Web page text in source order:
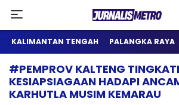
Jurnalis Metro
Satu Wadah Informasi
KALIMANTAN TENGAH PALANGKA RAYA
#PEMPROV KALTENG
KESIAPSIAGAAN HADAPI
KARHUTLA MUSIM KEMARAU